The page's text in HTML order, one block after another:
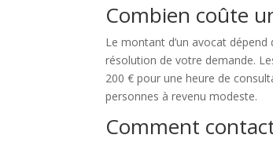
Combien coûte
Le montant d’un avocat
résolution de votre demande.
200 € pour une heure de
personnes à revenu modeste.
Comment